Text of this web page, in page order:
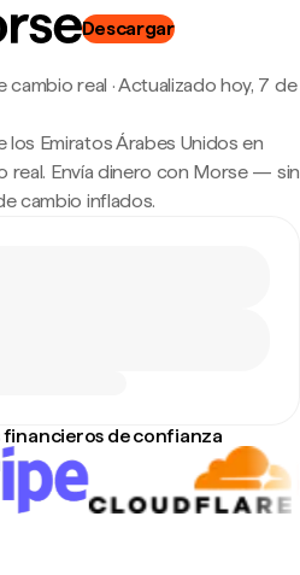
Descargar
cambio real ·Actualizado hoy, 7 de
Emiratos Árabes Unidos en
real. Envía dinero con Morse — sin
cambio inflados.
financieros de confianza